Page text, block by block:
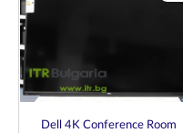
Dell 4K Conference Room